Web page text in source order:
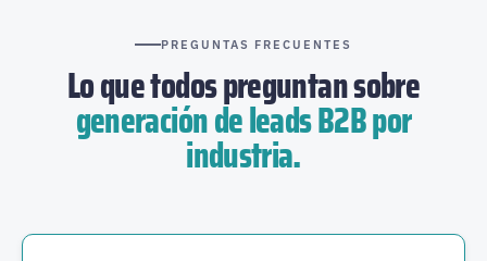
PREGUNTAS FRECUENTES
Lo que todos preguntan sobre
generación de leads B2B por
industria.